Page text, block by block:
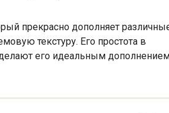
прекрасно дополняет
текстуру. Его простота в
его идеальным